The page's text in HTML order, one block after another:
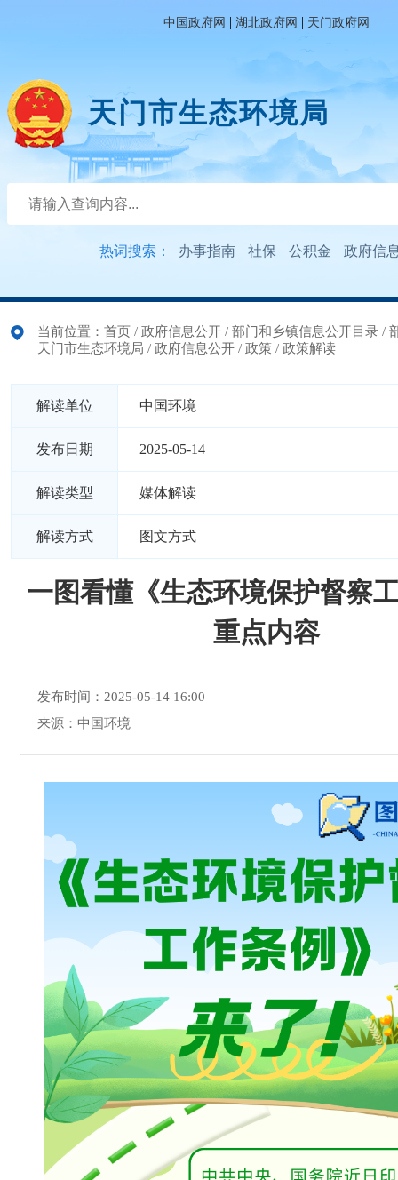
中国政府网 | 湖北政府网 | 天门政府网
天门市生态环境局
热词搜索： 办事指南 社保 公积金 政府信
当前位置： 首页 / 政府信息公开 / 部门和乡镇信息公开目录 /
天门市生态环境局 / 政府信息公开 / 政策 / 政策解读
解读单位 中国环境
发布日期 2025-05-14
解读类型 媒体解读
解读方式 图文方式
一图看懂《生态环境保护督察
重点内容
发布时间：2025-05-14 16:00
来源：中国环境